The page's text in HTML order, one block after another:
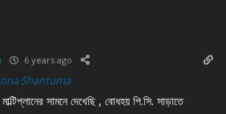
6 years ago
Shantuma
সামনে দেখেছি , বোধহয় পি.সি. সাড়াতে